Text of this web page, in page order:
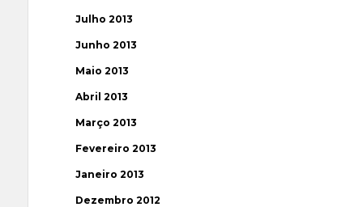
Julho 2013
Junho 2013
Maio 2013
Abril 2013
Março 2013
Fevereiro 2013
Janeiro 2013
Dezembro 2012